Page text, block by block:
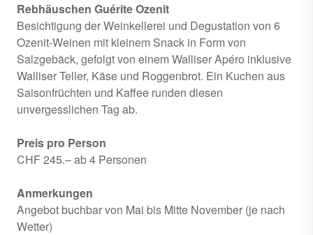
Rebhäuschen Guérite Ozenit
Besichtigung der Weinkellerei und Degustation von 6
Ozenit-Weinen mit kleinem Snack in Form von
Salzgebäck, gefolgt von einem Walliser Apéro inklusive
Walliser Teller, Käse und Roggenbrot. Ein Kuchen aus
Saisonfrüchten und Kaffee runden diesen
unvergesslichen Tag ab.
Preis pro Person
CHF 245.– ab 4 Personen
Anmerkungen
Angebot buchbar von Mai bis Mitte November (je nach
Wetter)